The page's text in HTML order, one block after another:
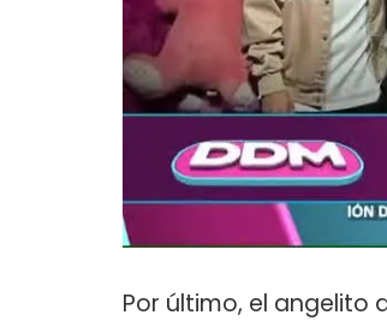
Por último, el angelito